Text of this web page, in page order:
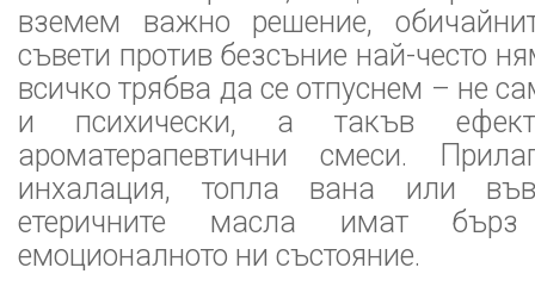
вземем важно решение,
съвети против безсъние най-често
всичко трябва да се отпуснем – не
и психически, а такъв
ароматерапевтични смеси.
инхалация, топла вана или във
етеричните масла имат
емоционалното ни състояние.